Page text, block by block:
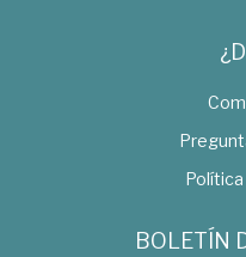
BOLETÍN